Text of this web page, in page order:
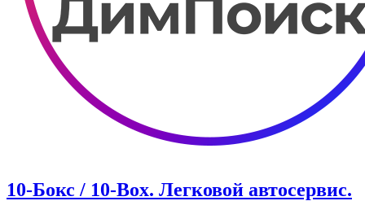
10-Бокс / 10-Box. ​Легковой автосервис.